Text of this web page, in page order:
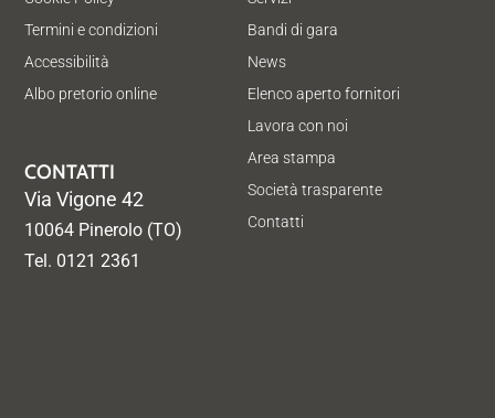
Bandi di gara
News
Elenco aperto fornitori
Lavora con noi
Area stampa
Società trasparente
Contatti
Termini e condizioni
Accessibilità
Albo pretorio online
CONTATTI
Via Vigone 42
10064 Pinerolo (TO)
Tel. 0121 2361